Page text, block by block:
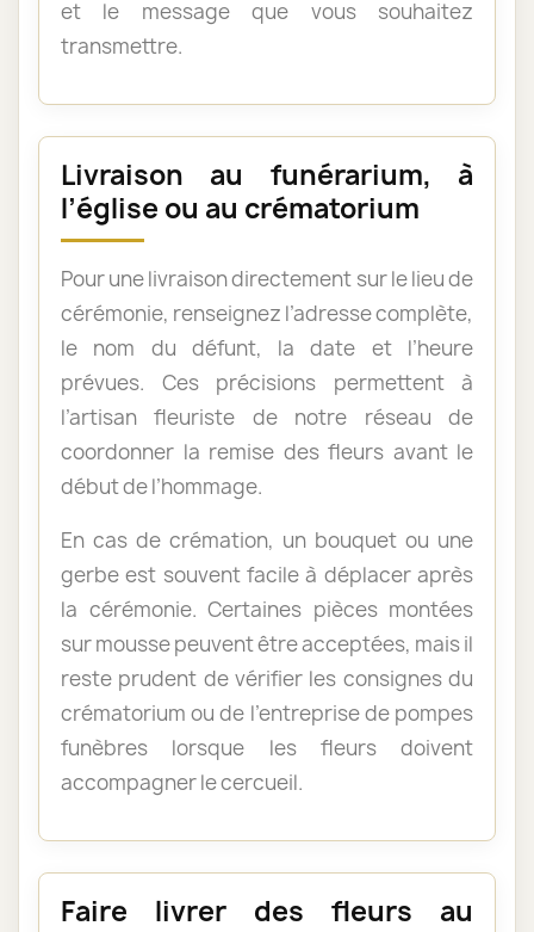
et le message que vous souhaitez
transmettre.
Livraison au funérarium, à
l’église ou au crématorium
Pour une livraison directement sur le lieu de
cérémonie, renseignez l’adresse complète,
le nom du défunt, la date et l’heure
prévues. Ces précisions permettent à
l’artisan fleuriste de notre réseau de
coordonner la remise des fleurs avant le
début de l’hommage.
En cas de crémation, un bouquet ou une
gerbe est souvent facile à déplacer après
la cérémonie. Certaines pièces montées
sur mousse peuvent être acceptées, mais il
reste prudent de vérifier les consignes du
crématorium ou de l’entreprise de pompes
funèbres lorsque les fleurs doivent
accompagner le cercueil.
Faire livrer des fleurs au